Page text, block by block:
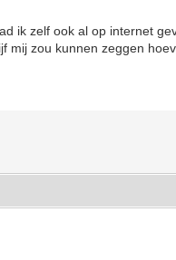
ik zelf ook al op internet
mij zou kunnen zeggen